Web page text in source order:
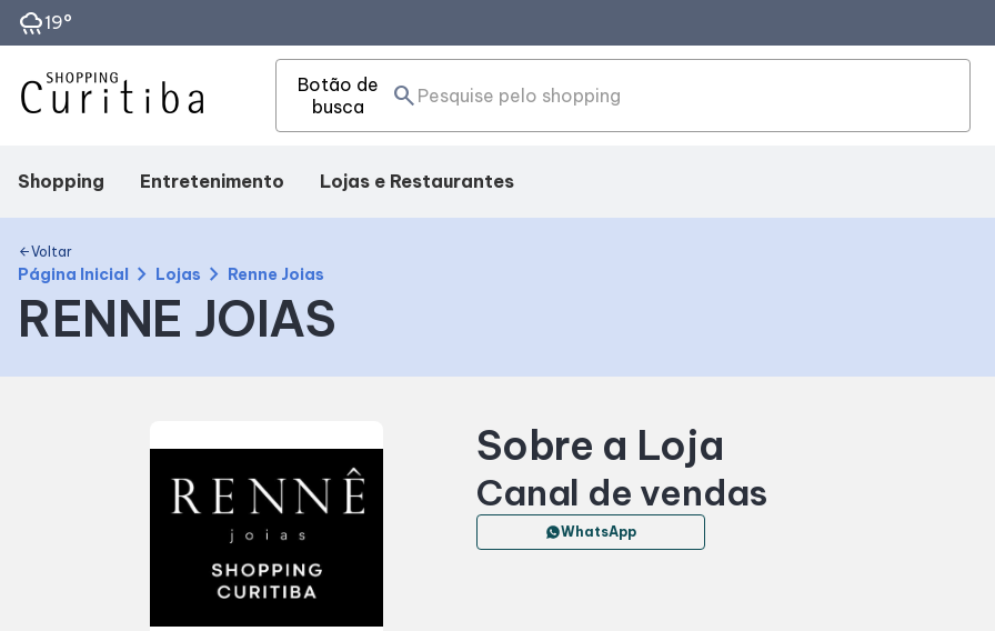
rainy19°
Botão de
busca
search
Shopping
Mapa Interno
Facilidades
Como Chegar
Entretenimento
Eventos
Lojas e Restaurantes
Alimentação
arrow_backVoltar
Página Inicial chevron_right Lojas chevron_right Renne Joias
RENNE JOIAS
Sobre a Loja
Canal de vendas
WhatsApp